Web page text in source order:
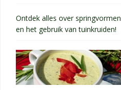
Ontdek alles over springvormen
en het gebruik van tuinkruiden!